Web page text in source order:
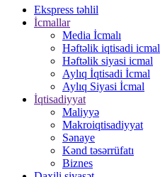
Ekspress təhlil
İcmallar
Media İcmalı
Həftəlik iqtisadi icmal
Həftəlik siyasi icmal
Aylıq İqtisadi İcmal
Aylıq Siyasi İcmal
İqtisadiyyat
Maliyyə
Makroiqtisadiyyat
Sənaye
Kənd təsərrüfatı
Biznes